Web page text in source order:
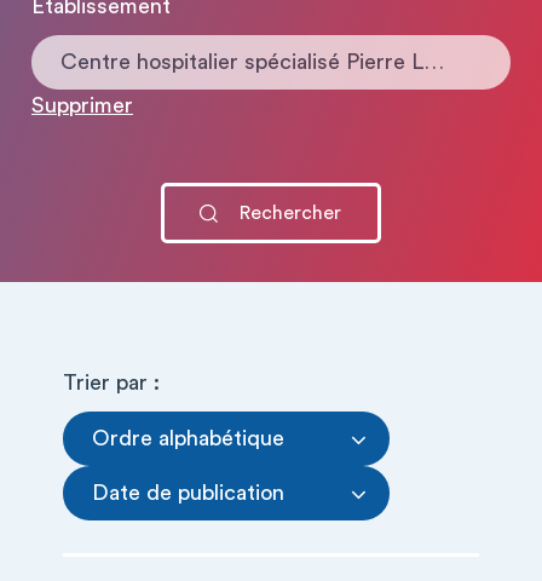
Établissement
Centre hospitalier spécialisé Pierre LÔO
Supprimer
Trier par :
Ordre alphabétique
Date de publication